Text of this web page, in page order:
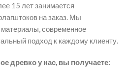
15 лет занимается
на заказ. Мы
современное
подход к каждому клиенту.
древко у нас, вы получаете: